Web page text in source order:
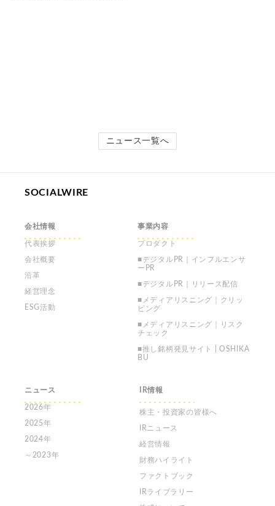
ニュース一覧へ
SOCIALWIRE
会社情報
代表挨拶
会社概要
沿革
経営理念
ESG活動
事業内容
プロダクト
■デジタルPR｜インフルエンサ
ーPR
■デジタルPR｜リリース配信
■メディアリスニング｜クリッ
ピング
■メディアリスニング｜リスク
チェック
■推し銘柄発見サイト | OSHIKA
BU
ニュース
2026年
2025年
2024年
～2023年
IR情報
株主・投資家の皆様へ
IRニュース
経営情報
財務ハイライト
ファクトブック
IRライブラリー